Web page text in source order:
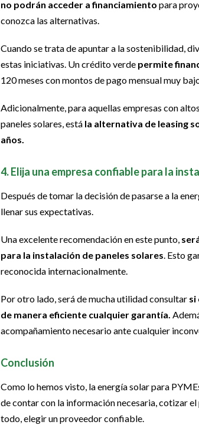
no podrán acceder a financiamiento para
conozca las alternativas.
Cuando se trata de apuntar a la sostenibilidad,
estas iniciativas. Un crédito verde permite
120 meses con montos de pago mensual muy
Adicionalmente, para aquellas empresas con
paneles solares, está la alternativa de leasing
años.
4. Elija una empresa confiable para la
Después de tomar la decisión de pasarse a la
llenar sus expectativas.
Una excelente recomendación en este punto,
para la instalación de paneles solares. Esto
reconocida internacionalmente.
Por otro lado, será de mucha utilidad consultar si
de manera eficiente cualquier garantía.
acompañamiento necesario ante cualquier
Conclusión
Como lo hemos visto, la energía solar para
de contar con la información necesaria, cotizar
todo, elegir un proveedor confiable.